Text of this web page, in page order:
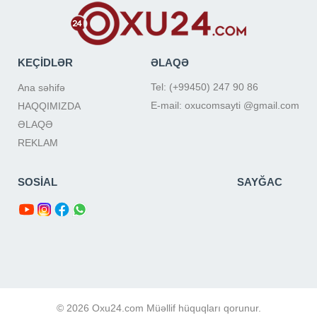
KEÇİDLƏR
Ana səhifə
HAQQIMIZDA
ƏLAQƏ
REKLAM
ƏLAQƏ
Tel: (+99450) 247 90 86
E-mail: oxucomsayti @gmail.com
SOSİAL SAYĞAC
© 2026 Oxu24.com Müəllif hüquqları qorunur.